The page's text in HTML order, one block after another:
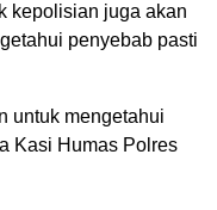
kepolisian juga akan
penyebab pasti
untuk mengetahui
Kasi Humas Polres